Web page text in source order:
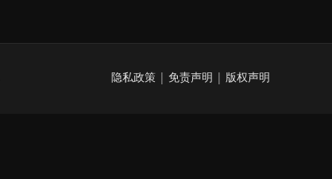
隐私政策| 免责声明 | 版权声明